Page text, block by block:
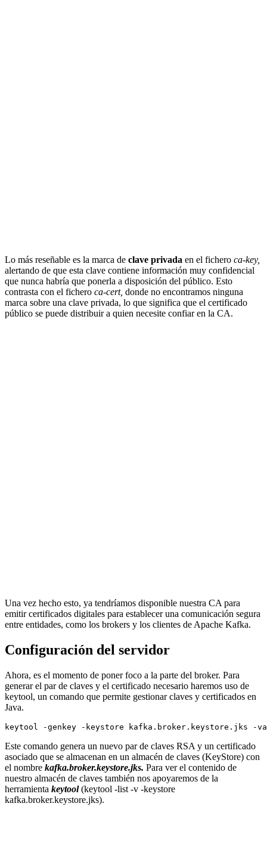
Lo más reseñable es la marca de clave privada en el fichero ca-key,
alertando de que esta clave contiene información muy confidencial
que nunca habría que ponerla a disposición del público. Esto
contrasta con el fichero ca-cert, donde no encontramos ninguna
marca sobre una clave privada, lo que significa que el certificado
público se puede distribuir a quien necesite confiar en la CA.
Una vez hecho esto, ya tendríamos disponible nuestra CA para
emitir certificados digitales para establecer una comunicación segura
entre entidades, como los brokers y los clientes de Apache Kafka.
Configuración del servidor
Ahora, es el momento de poner foco a la parte del broker. Para
generar el par de claves y el certificado necesario haremos uso de
keytool, un comando que permite gestionar claves y certificados en
Java.
Este comando genera un nuevo par de claves RSA y un certificado
asociado que se almacenan en un almacén de claves (KeyStore) con
el nombre kafka.broker.keystore.jks. Para ver el contenido de
nuestro almacén de claves también nos apoyaremos de la
herramienta keytool(keytool -list -v -keystore
kafka.broker.keystore.jks).